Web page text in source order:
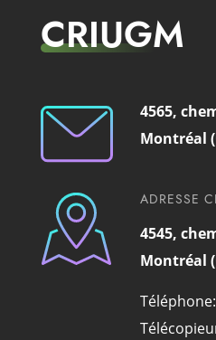
CRIUGM
4565,
Montréal
ADRESSE
4545,
Montréal